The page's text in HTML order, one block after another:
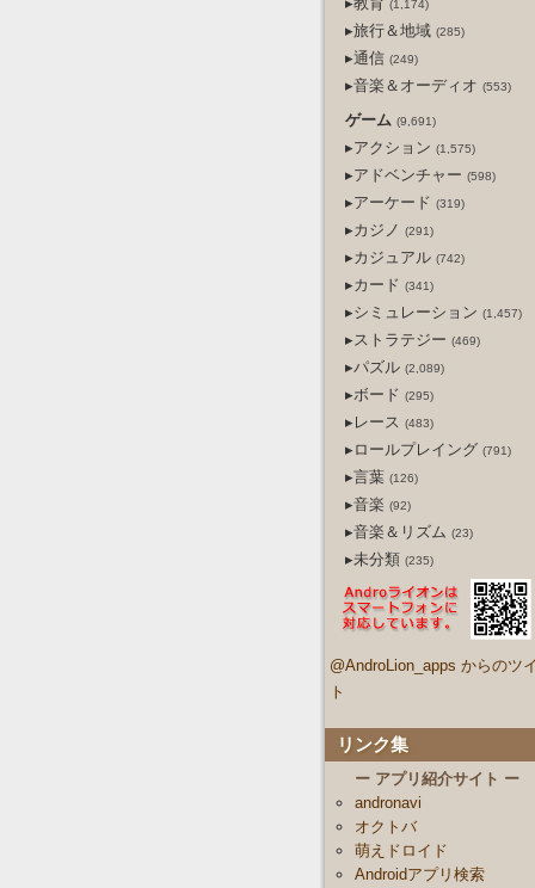
(1,174)
▸旅行＆地域 (285)
▸通信 (249)
▸音楽＆オーディオ (553)
ゲーム (9,691)
▸アクション (1,575)
▸アドベンチャー (598)
▸アーケード (319)
▸カジノ (291)
▸カジュアル (742)
▸カード (341)
▸シミュレーション (1,457)
▸ストラテジー (469)
▸パズル (2,089)
▸ボード (295)
▸レース (483)
▸ロールプレイング (791)
▸言葉 (126)
▸音楽 (92)
▸音楽＆リズム (23)
▸未分類 (235)
@AndroLion_apps からのツ
ト
リンク集
ー アプリ紹介サイト ー
andronavi
オクトバ
萌えドロイド
Androidアプリ検索